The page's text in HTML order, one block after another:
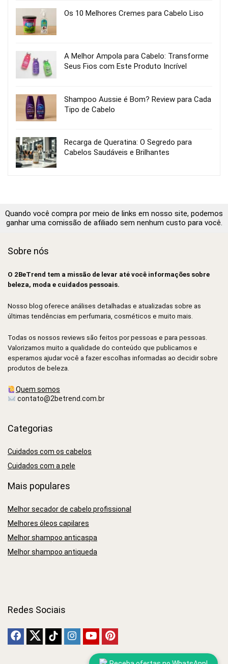
Os 10 Melhores Cremes para Cabelo Liso
A Melhor Ampola para Cabelo: Transforme
Seus Fios com Este Produto Incrível
Shampoo Aussie é Bom? Review para Cada
Tipo de Cabelo
Recarga de Queratina: O Segredo para
Cabelos Saudáveis e Brilhantes
Quando você compra por meio de links em nosso site, podemos
ganhar uma comissão de afiliado sem nenhum custo para você.
Sobre nós
O 2BeTrend tem a missão de levar até você informações sobre
beleza, moda e cuidados pessoais.
Nosso blog oferece análises detalhadas e atualizadas sobre as
últimas tendências em perfumaria, cosméticos e muito mais.
Todas os nossos reviews são feitos por pessoas e para pessoas.
Valorizamos muito a qualidade do conteúdo que publicamos e
esperamos ajudar você a fazer escolhas informadas ao decidir sobre
produtos de beleza.
Quem somos
contato@2betrend.com.br
Categorias
Cuidados com os cabelos
Cuidados com a pele
Mais populares
Melhor secador de cabelo profissional
Melhores óleos capilares
Melhor shampoo anticaspa
Melhor shampoo antiqueda
Redes Sociais